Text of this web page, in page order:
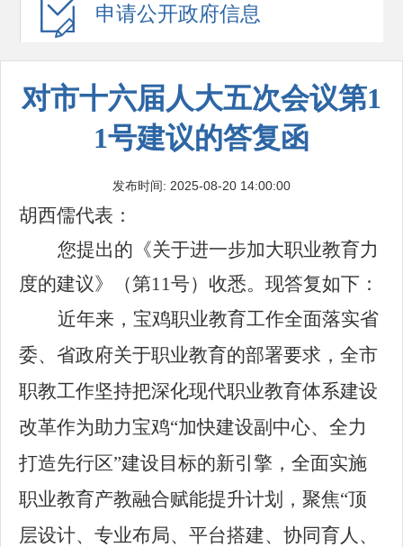
申请公开政府信息
对市十六届人大五次会议第1
1号建议的答复函
发布时间: 2025-08-20 14:00:00
胡西儒代表 ：
您提出的《关于进一步加大职业教育力
度的建议》（第11号）收悉。现答复如下：
近年来， 宝鸡职业教育工作全面落实省
委、省政府关于职业教育的部署要求， 全市
职教工作坚持把深化现代职业教育体系建设
改革作为助力宝鸡“加快建设副中心、全力
打造先行区”建设目标的新引擎， 全面实施
职业教育产教融合赋能提升计划， 聚焦“顶
层设计、专业布局、平台搭建、协同育人、